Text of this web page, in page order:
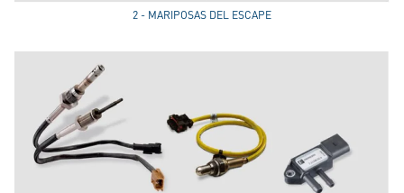
2 - MARIPOSAS DEL ESCAPE